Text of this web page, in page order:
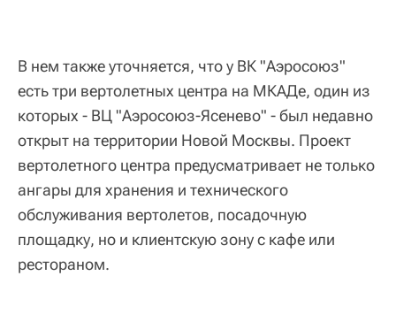
В нем также уточняется, что у ВК "Аэросоюз"
есть три вертолетных центра на МКАДе, один из
которых - ВЦ "Аэросоюз-Ясенево" - был недавно
открыт на территории Новой Москвы. Проект
вертолетного центра предусматривает не только
ангары для хранения и технического
обслуживания вертолетов, посадочную
площадку, но и клиентскую зону с кафе или
рестораном.